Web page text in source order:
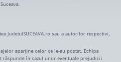
JudetulSUCEAVA.ro sau a autorilor respectivi,
aparține celor ce le-au postat. Echipa
răspunde în cazul unor eventuale prejudicii